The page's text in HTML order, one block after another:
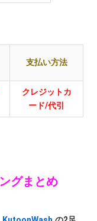
支払い方法
クレジットカ
ード/代引
グまとめ